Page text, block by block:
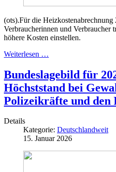
(ots).Für die Heizkostenabrechnung
Verbraucherinnen und Verbraucher
höhere Kosten einstellen.
Weiterlesen …
Bundeslagebild für
Höchststand bei
Polizeikräfte und den
Details
Kategorie: Deutschlandweit
15. Januar 2026